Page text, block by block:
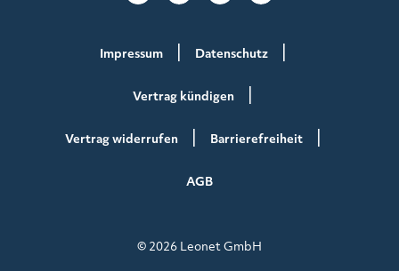
Impressum Datenschutz
Vertrag kündigen
Vertrag widerrufen Barrierefreiheit
AGB
© 2026 Leonet GmbH